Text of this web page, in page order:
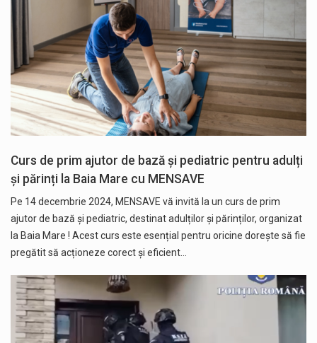
Curs de prim ajutor de bază și pediatric pentru adulți
și părinți la Baia Mare cu MENSAVE
Pe 14 decembrie 2024, MENSAVE vă invită la un curs de prim
ajutor de bază și pediatric, destinat adulților și părinților, organizat
la Baia Mare ! Acest curs este esențial pentru oricine dorește să fie
pregătit să acționeze corect și eficient…